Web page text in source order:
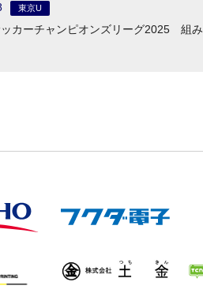
東京U
カーチャンピオンズリーグ2025 組